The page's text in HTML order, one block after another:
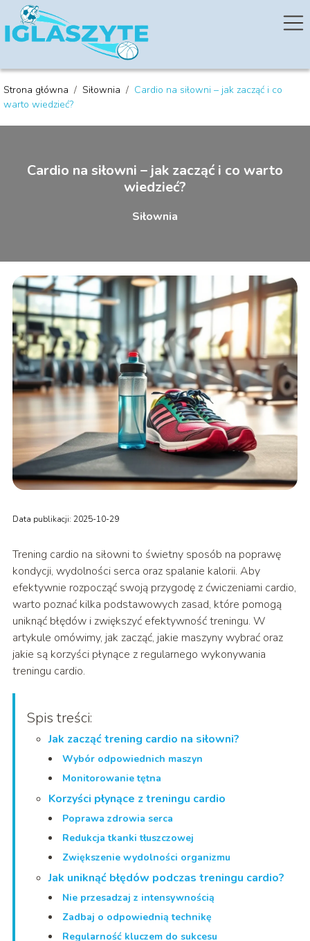
Strona główna / Siłownia / Cardio na siłowni – jak zacząć i co
warto wiedzieć?
Cardio na siłowni – jak zacząć i co warto
wiedzieć?
Siłownia
Data publikacji: 2025-10-29
Trening cardio na siłowni to świetny sposób na poprawę
kondycji, wydolności serca oraz spalanie kalorii. Aby
efektywnie rozpocząć swoją przygodę z ćwiczeniami cardio,
warto poznać kilka podstawowych zasad, które pomogą
uniknąć błędów i zwiększyć efektywność treningu. W
artykule omówimy, jak zacząć, jakie maszyny wybrać oraz
jakie są korzyści płynące z regularnego wykonywania
treningu cardio.
Spis treści:
Jak zacząć trening cardio na siłowni?
Wybór odpowiednich maszyn
Monitorowanie tętna
Korzyści płynące z treningu cardio
Poprawa zdrowia serca
Redukcja tkanki tłuszczowej
Zwiększenie wydolności organizmu
Jak uniknąć błędów podczas treningu cardio?
Nie przesadzaj z intensywnością
Zadbaj o odpowiednią technikę
Regularność kluczem do sukcesu